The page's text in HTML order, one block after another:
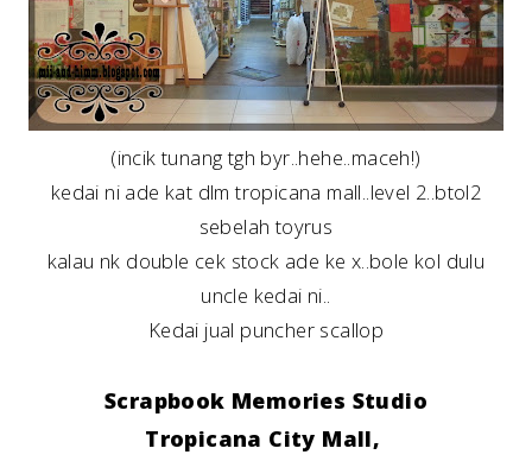
(incik tunang tgh byr..hehe..maceh!)
kedai ni ade kat dlm tropicana mall..level 2..btol2
sebelah toyrus
kalau nk double cek stock ade ke x..bole kol dulu
uncle kedai ni..
Kedai jual puncher scallop
Scrapbook Memories Studio
Tropicana City Mall,